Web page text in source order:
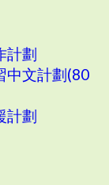
計劃
中文計劃(80
計劃